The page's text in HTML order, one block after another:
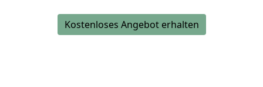
Kostenloses Angebot erhalten